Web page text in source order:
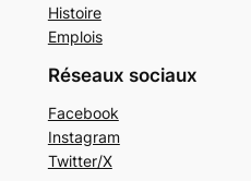
Histoire
Emplois
Réseaux sociaux
Facebook
Instagram
Twitter/X